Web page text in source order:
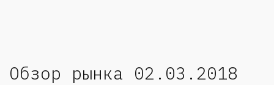
Обзор рынка 02.03.2018